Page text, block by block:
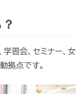
習会、セミナー
拠点です。